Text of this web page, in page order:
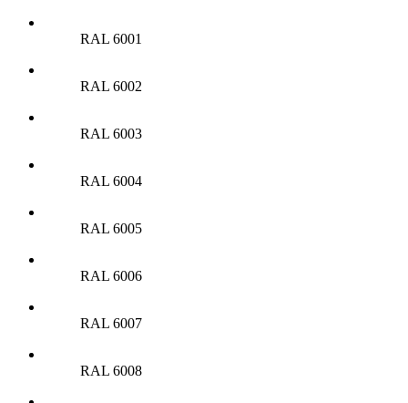
RAL 6001
RAL 6002
RAL 6003
RAL 6004
RAL 6005
RAL 6006
RAL 6007
RAL 6008